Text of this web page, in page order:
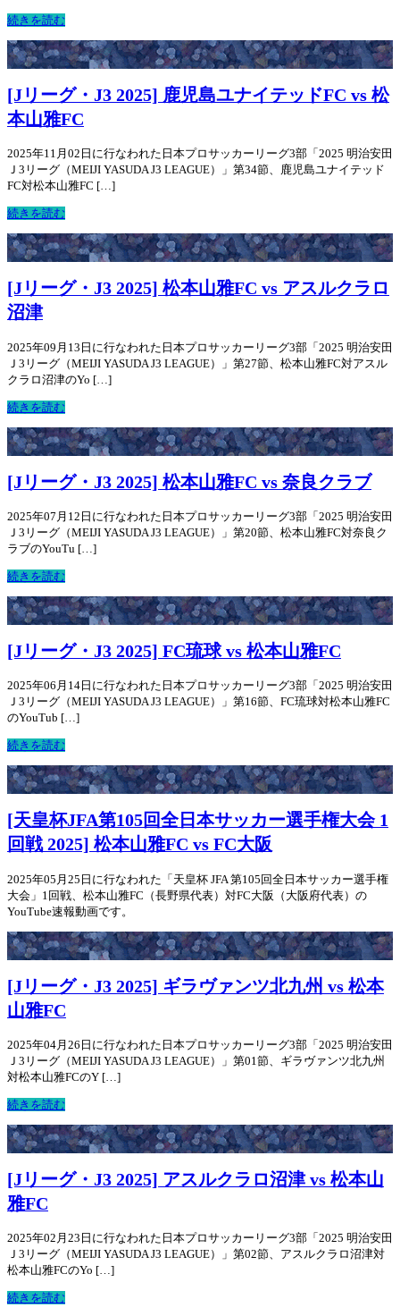
続きを読む
[Jリーグ・J3 2025] 鹿児島ユナイテッドFC vs 松
本山雅FC
2025年11月02日に行なわれた日本プロサッカーリーグ3部「2025 明治安田
Ｊ3リーグ（MEIJI YASUDA J3 LEAGUE）」第34節、鹿児島ユナイテッド
FC対松本山雅FC […]
続きを読む
[Jリーグ・J3 2025] 松本山雅FC vs アスルクラロ
沼津
2025年09月13日に行なわれた日本プロサッカーリーグ3部「2025 明治安田
Ｊ3リーグ（MEIJI YASUDA J3 LEAGUE）」第27節、松本山雅FC対アスル
クラロ沼津のYo […]
続きを読む
[Jリーグ・J3 2025] 松本山雅FC vs 奈良クラブ
2025年07月12日に行なわれた日本プロサッカーリーグ3部「2025 明治安田
Ｊ3リーグ（MEIJI YASUDA J3 LEAGUE）」第20節、松本山雅FC対奈良ク
ラブのYouTu […]
続きを読む
[Jリーグ・J3 2025] FC琉球 vs 松本山雅FC
2025年06月14日に行なわれた日本プロサッカーリーグ3部「2025 明治安田
Ｊ3リーグ（MEIJI YASUDA J3 LEAGUE）」第16節、FC琉球対松本山雅FC
のYouTub […]
続きを読む
[天皇杯JFA第105回全日本サッカー選手権大会 1
回戦 2025] 松本山雅FC vs FC大阪
2025年05月25日に行なわれた「天皇杯 JFA 第105回全日本サッカー選手権
大会」1回戦、松本山雅FC（長野県代表）対FC大阪（大阪府代表）の
YouTube速報動画です。
[Jリーグ・J3 2025] ギラヴァンツ北九州 vs 松本
山雅FC
2025年04月26日に行なわれた日本プロサッカーリーグ3部「2025 明治安田
Ｊ3リーグ（MEIJI YASUDA J3 LEAGUE）」第01節、ギラヴァンツ北九州
対松本山雅FCのY […]
続きを読む
[Jリーグ・J3 2025] アスルクラロ沼津 vs 松本山
雅FC
2025年02月23日に行なわれた日本プロサッカーリーグ3部「2025 明治安田
Ｊ3リーグ（MEIJI YASUDA J3 LEAGUE）」第02節、アスルクラロ沼津対
松本山雅FCのYo […]
続きを読む